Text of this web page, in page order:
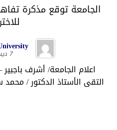
الجامعة توقع مذكرة
7 ديسمبر، 2017
اعلام الجامعة/ أشرف
التقى الأستاذ الدكتور /